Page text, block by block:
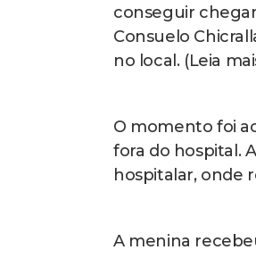
conseguir
Consuelo
no local. (Leia
O momento foi
fora do hospital.
hospitalar, onde
A menina